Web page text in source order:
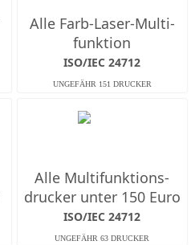
Alle Farb-Laser-Multi­
funktion
ISO/IEC 24712
Alle Multifunktions­
drucker unter 150 Euro
ISO/IEC 24712